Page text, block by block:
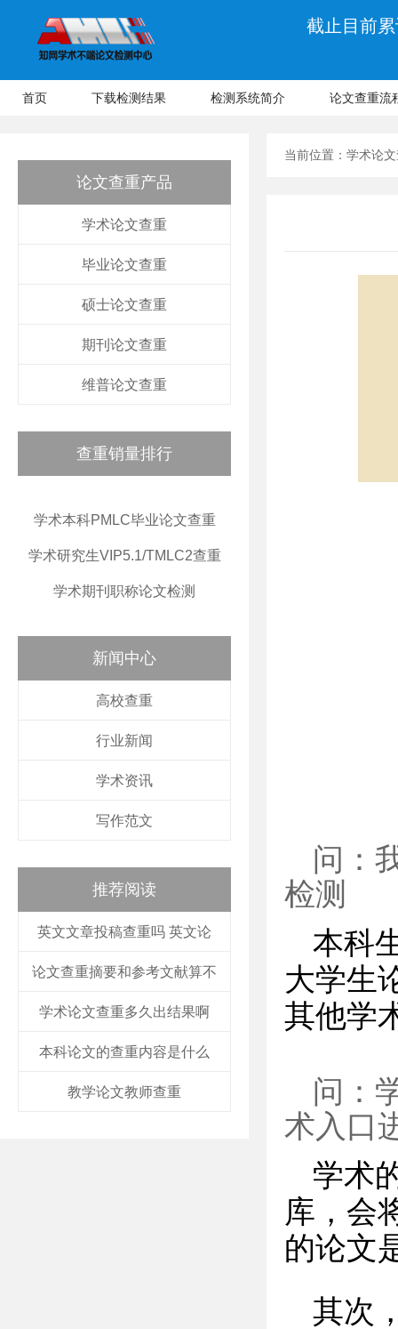
截止目前
首页 下载检测结果 检测系统简介 论文查重流
论文查重产品
学术论文查重
毕业论文查重
硕士论文查重
期刊论文查重
维普论文查重
查重销量排行
学术本科PMLC毕业论文查重
学术研究生VIP5.1/TMLC2查重
学术期刊职称论文检测
新闻中心
高校查重
行业新闻
学术资讯
写作范文
推荐阅读
英文文章投稿查重吗 英文论
论文查重摘要和参考文献算不
学术论文查重多久出结果啊
本科论文的查重内容是什么
教学论文教师查重
当前位置： 学术论
问：
检测
本科
大学生
其他学
问：
术入口
学术
库，会
的论文
其次